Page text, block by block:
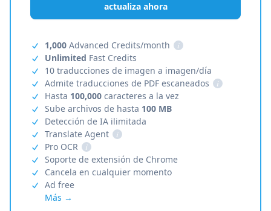
actualiza ahora
1,000 Advanced Credits/month
i
Unlimited Fast Credits
10 traducciones de imagen a imagen/día
Admite traducciones de PDF escaneados
i
Hasta 100,000 caracteres a la vez
Sube archivos de hasta 100 MB
Detección de IA ilimitada
Translate Agent
i
Pro OCR
i
Soporte de extensión de Chrome
Cancela en cualquier momento
Ad free
Más →